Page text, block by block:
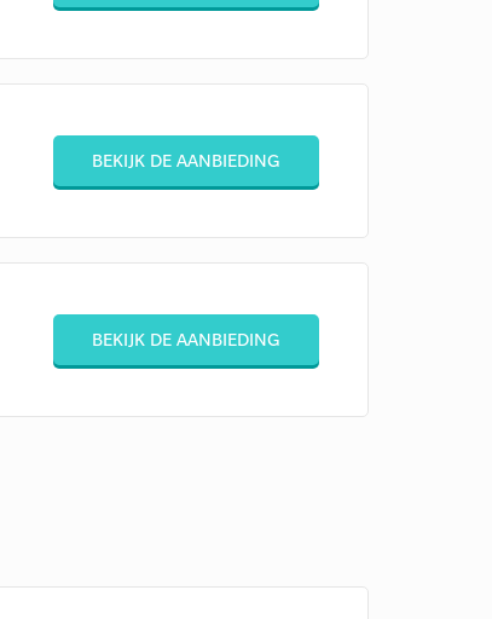
BEKIJK DE AANBIEDING
BEKIJK DE AANBIEDING